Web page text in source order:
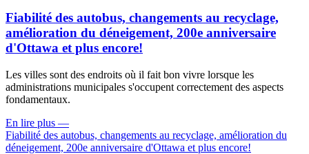
Fiabilité des autobus, changements au recyclage,
amélioration du déneigement, 200e anniversaire
d'Ottawa et plus encore!
Les villes sont des endroits où il fait bon vivre lorsque les
administrations municipales s'occupent correctement des aspects
fondamentaux.
En lire plus —
Fiabilité des autobus, changements au recyclage, amélioration du
déneigement, 200e anniversaire d'Ottawa et plus encore!